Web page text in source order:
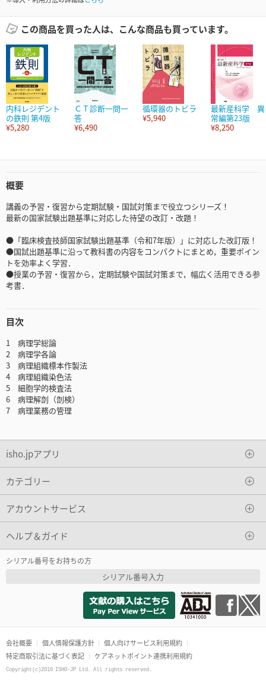
この商品を買った人は、こんな商品も買っています。
内科レジデント
の鉄則 第4版
¥5,280
ＣＴ診断一問一
答
¥6,490
循環器のトビラ
¥5,940
最新産科学 異
常編第23版
¥8,250
概要
講義の予習・復習から定期試験・国試対策まで役立つシリーズ！
最新の国家試験出題基準に対応した待望の改訂・改題！
●「臨床検査技師国家試験出題基準（令和7年版）」に対応した改訂版！
●国試出題基準に沿って教科書の内容をコンパクトにまとめ，重要ポイン
トを効率よく学習．
●授業の予習・復習から，定期試験や国試対策まで，幅広く活用できる参
考書．
目次
1 病理学総論
2 病理学各論
3 病理組織標本作製法
4 病理組織染色法
5 細胞学的検査法
6 病理解剖（剖検）
7 病理業務の管理
isho.jpアプリ
カテゴリー
アカウントサービス
ヘルプ＆ガイド
シリアル番号をお持ちの方
シリアル番号入力
会社概要 個人情報保護方針
個人向けサービス利用規約
特定商取引法に基づく表記
ケアネットポイント連携利用規約
Copyright(c)2016 ISHO-JP Ltd. All rights reserved.